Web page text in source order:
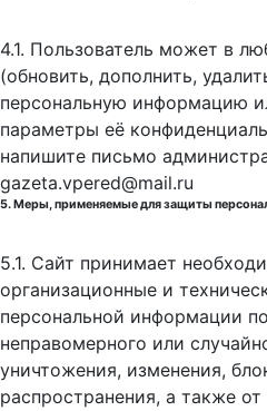
4.1. Пользователь может в
(обновить, дополнить,
персональную информацию
параметры её
напишите письмо
gazeta.vpered@mail.ru
5. Меры, применяемые для защиты
5.1. Сайт принимает
организационные и
персональной информации
неправомерного или
уничтожения, изменения,
распространения, а также